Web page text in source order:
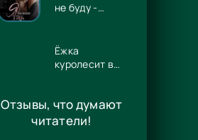
не буду -
Потапова
Ёжка
куролесит в
Владимирович
Соя
Отзывы, что думают
читатели!